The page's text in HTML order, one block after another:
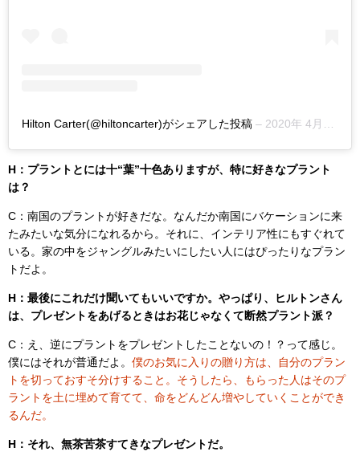
Hilton Carter(@hiltoncarter)がシェアした投稿 – 2020年 4月月18日午前5時23分PDT
H：プラントとには十“葉”十色ありますが、特に好きなプラント
は？
C：南国のプラントが好きだな。なんだか南国にバケーションに来
たみたいな気分になれるから。それに、インテリア性にもすぐれて
いる。家の中をジャングルみたいにしたい人にはぴったりなプラン
トだよ。
H：最後にこれだけ聞いてもいいですか。やっぱり、ヒルトンさん
は、プレゼントをあげるときはお花じゃなくて断然プラント派？
C：え、逆にプラントをプレゼントしたことないの！？って感じ。
僕にはそれが普通だよ。 僕のお気に入りの贈り方は、自分のプラン
トを切っておすそ分けすること。そうしたら、もらった人はそのプ
ラントを土に埋めて育てて、命をどんどん増やしていくことができ
るんだ。
H：それ、無茶苦茶すてきなプレゼントだ。